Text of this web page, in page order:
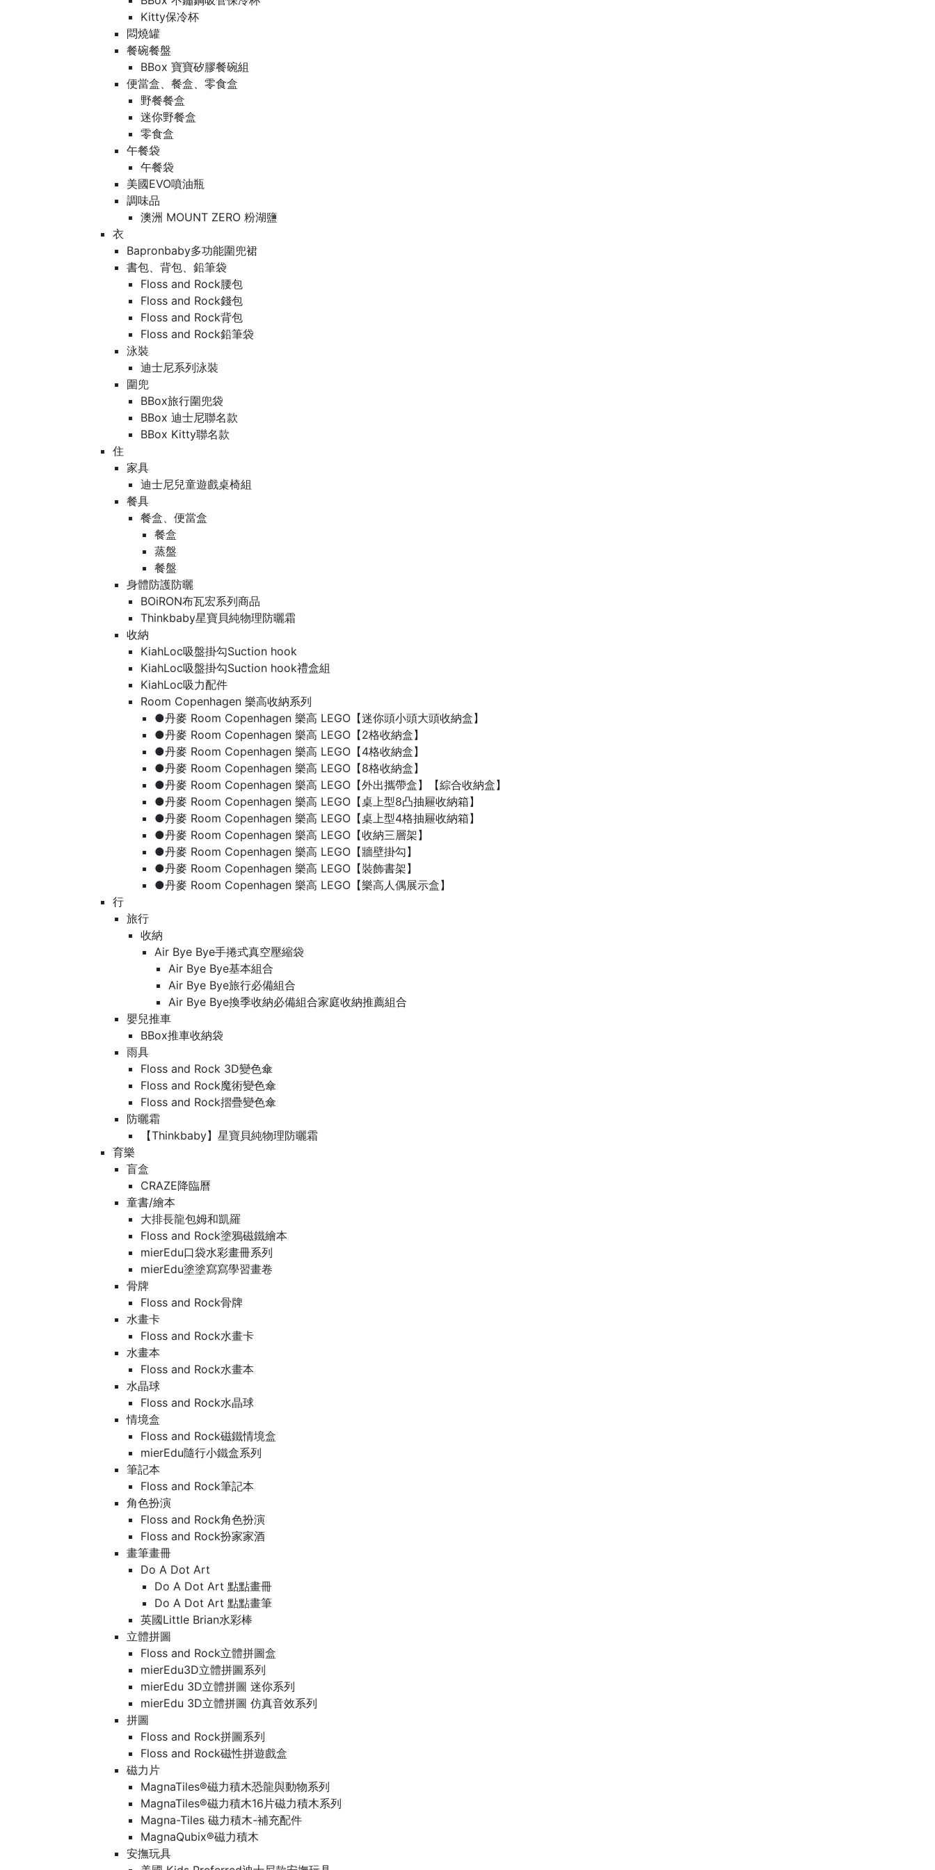
Kitty保冷杯
悶燒罐
餐碗餐盤
BBox 寶寶矽膠餐碗組
便當盒、餐盒、零食盒
野餐餐盒
迷你野餐盒
零食盒
午餐袋
午餐袋
美國EVO噴油瓶
調味品
澳洲 MOUNT ZERO 粉湖鹽
衣
Bapronbaby多功能圍兜裙
書包、背包、鉛筆袋
Floss and Rock腰包
Floss and Rock錢包
Floss and Rock背包
Floss and Rock鉛筆袋
泳裝
迪士尼系列泳裝
圍兜
BBox旅行圍兜袋
BBox 迪士尼聯名款
BBox Kitty聯名款
住
家具
迪士尼兒童遊戲桌椅組
餐具
餐盒、便當盒
餐盒
蒸盤
餐盤
身體防護防曬
BOiRON布瓦宏系列商品
Thinkbaby星寶貝純物理防曬霜
收納
KiahLoc吸盤掛勾Suction hook
KiahLoc吸盤掛勾Suction hook禮盒組
KiahLoc吸力配件
Room Copenhagen 樂高收納系列
●丹麥 Room Copenhagen 樂高 LEGO【迷你頭小頭大頭收納盒】
●丹麥 Room Copenhagen 樂高 LEGO【2格收納盒】
●丹麥 Room Copenhagen 樂高 LEGO【4格收納盒】
●丹麥 Room Copenhagen 樂高 LEGO【8格收納盒】
●丹麥 Room Copenhagen 樂高 LEGO【外出攜帶盒】【綜合收納盒】
●丹麥 Room Copenhagen 樂高 LEGO【桌上型8凸抽屜收納箱】
●丹麥 Room Copenhagen 樂高 LEGO【桌上型4格抽屜收納箱】
●丹麥 Room Copenhagen 樂高 LEGO【收納三層架】
●丹麥 Room Copenhagen 樂高 LEGO【牆壁掛勾】
●丹麥 Room Copenhagen 樂高 LEGO【裝飾書架】
●丹麥 Room Copenhagen 樂高 LEGO【樂高人偶展示盒】
行
旅行
收納
Air Bye Bye手捲式真空壓縮袋
Air Bye Bye基本組合
Air Bye Bye旅行必備組合
Air Bye Bye換季收納必備組合家庭收納推薦組合
嬰兒推車
BBox推車收納袋
雨具
Floss and Rock 3D變色傘
Floss and Rock魔術變色傘
Floss and Rock摺疊變色傘
防曬霜
【Thinkbaby】星寶貝純物理防曬霜
育樂
盲盒
CRAZE降臨曆
童書/繪本
大排長龍包姆和凱羅
Floss and Rock塗鴉磁鐵繪本
mierEdu口袋水彩畫冊系列
mierEdu塗塗寫寫學習畫卷
骨牌
Floss and Rock骨牌
水畫卡
Floss and Rock水畫卡
水畫本
Floss and Rock水畫本
水晶球
Floss and Rock水晶球
情境盒
Floss and Rock磁鐵情境盒
mierEdu隨行小鐵盒系列
筆記本
Floss and Rock筆記本
角色扮演
Floss and Rock角色扮演
Floss and Rock扮家家酒
畫筆畫冊
Do A Dot Art
Do A Dot Art 點點畫冊
Do A Dot Art 點點畫筆
英國Little Brian水彩棒
立體拼圖
Floss and Rock立體拼圖盒
mierEdu3D立體拼圖系列
mierEdu 3D立體拼圖 迷你系列
mierEdu 3D立體拼圖 仿真音效系列
拼圖
Floss and Rock拼圖系列
Floss and Rock磁性拼遊戲盒
磁力片
MagnaTiles®磁力積木恐龍與動物系列
MagnaTiles®磁力積木16片磁力積木系列
Magna-Tiles 磁力積木-補充配件
MagnaQubix®磁力積木
安撫玩具